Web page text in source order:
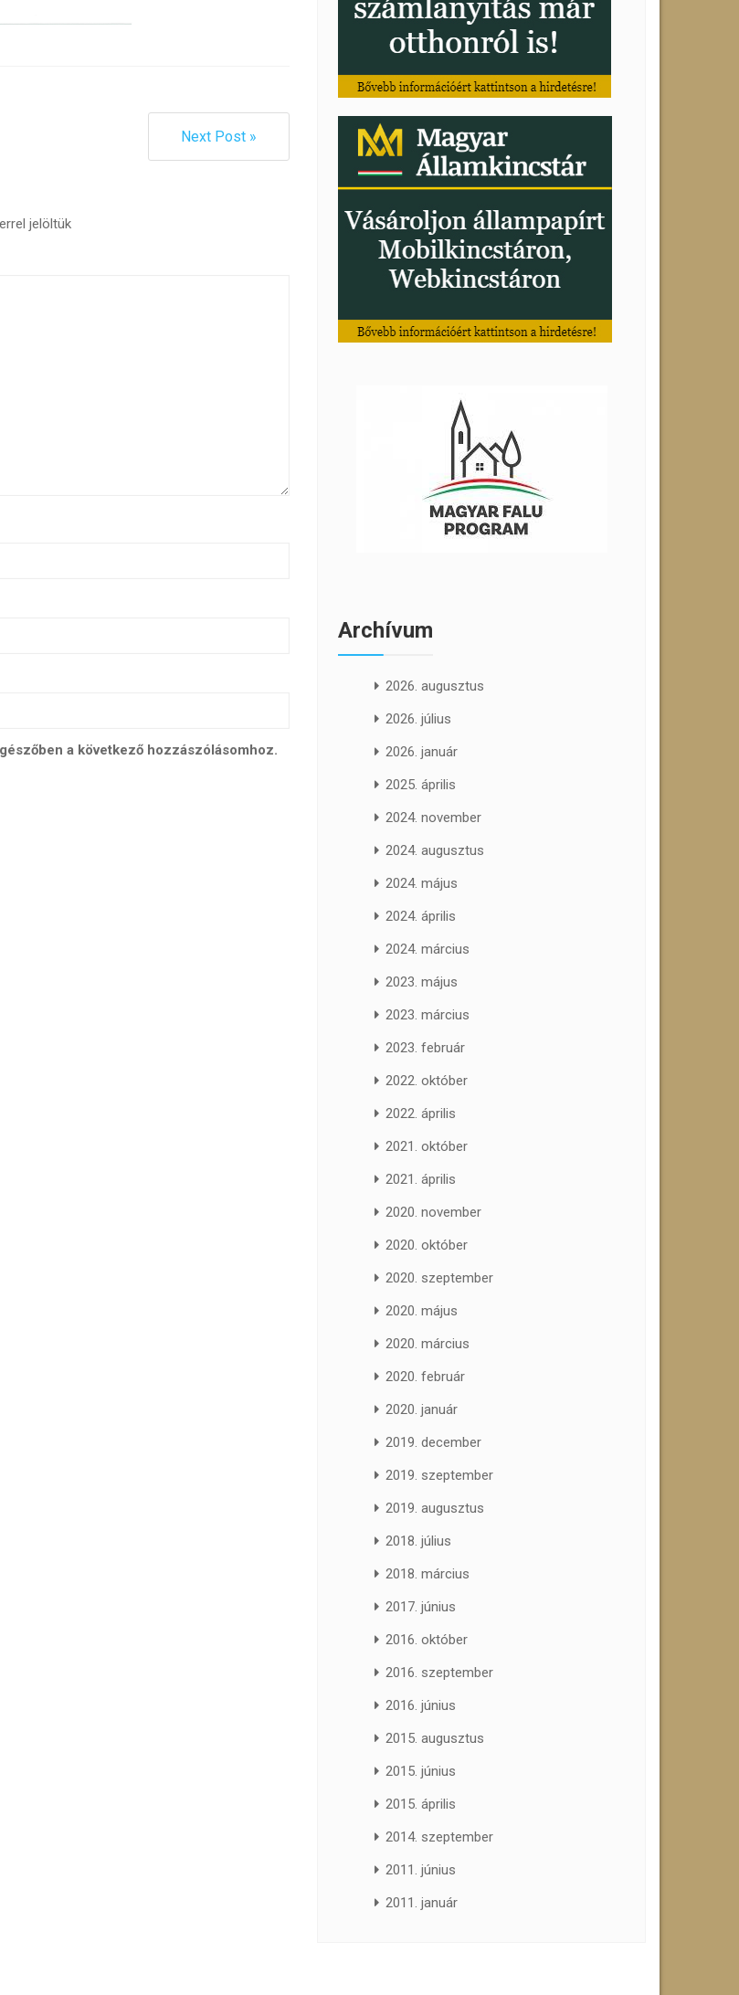
Next Post »
jelöltük
a következő hozzászólásomhoz.
Archívum
2026. augusztus
2026. július
2026. január
2025. április
2024. november
2024. augusztus
2024. május
2024. április
2024. március
2023. május
2023. március
2023. február
2022. október
2022. április
2021. október
2021. április
2020. november
2020. október
2020. szeptember
2020. május
2020. március
2020. február
2020. január
2019. december
2019. szeptember
2019. augusztus
2018. július
2018. március
2017. június
2016. október
2016. szeptember
2016. június
2015. augusztus
2015. június
2015. április
2014. szeptember
2011. június
2011. január